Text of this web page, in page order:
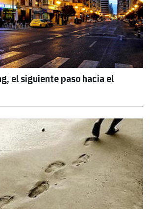
el siguiente paso hacia el